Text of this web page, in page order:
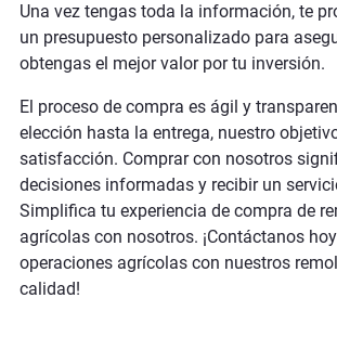
Una vez tengas toda la información, te
un presupuesto personalizado para
obtengas el mejor valor por tu inversión.
El proceso de compra es ágil y
elección hasta la entrega, nuestro
satisfacción. Comprar con nosotros
decisiones informadas y recibir un
Simplifica tu experiencia de compra de
agrícolas con nosotros. ¡Contáctanos
operaciones agrícolas con nuestros
calidad!